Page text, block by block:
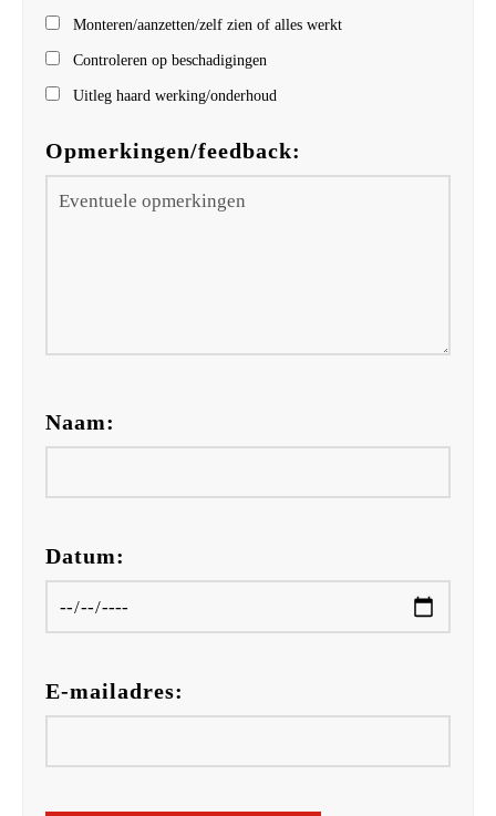
Monteren/aanzetten/zelf zien of alles werkt
Controleren op beschadigingen
Uitleg haard werking/onderhoud
Opmerkingen/feedback:
Naam:
Datum:
E-mailadres: